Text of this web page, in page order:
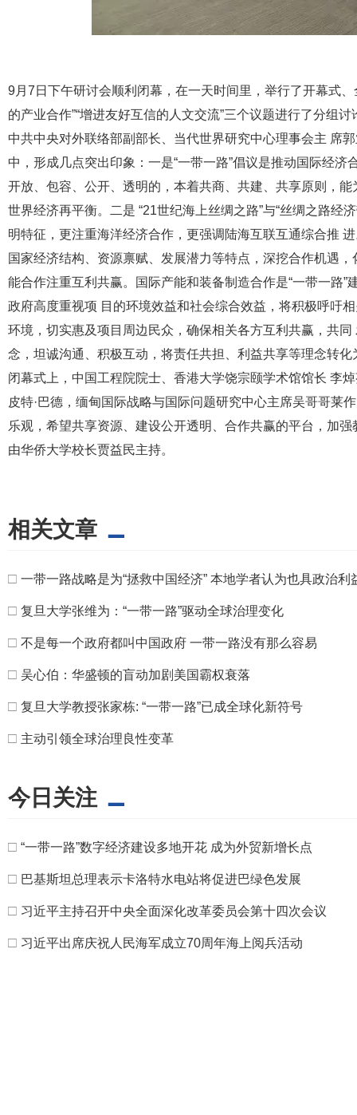
9月7日下午研讨会顺利闭幕，在一天时间里，举行了开幕式
的产业合作”“增进友好互信的人文交流”三个议题进行了分组
中共中央对外联络部副部长、当代世界研究中心理事会主 席
中，形成几点突出印象：一是“一带一路”倡议是推动国际经
开放、包容、公开、透明的，本着共商、共建、共享原则，
世界经济再平衡。二是 “21世纪海上丝绸之路”与“丝绸之路经
明特征，更注重海洋经济合作，更强调陆海互联互通综合推
国家经济结构、资源禀赋、发展潜力等特点，深挖合作机遇
能合作注重互利共赢。国际产能和装备制造合作是“一带一路
政府高度重视项 目的环境效益和社会综合效益，将积极呼吁
环境，切实惠及项目周边民众，确保相关各方互利共赢，共
念，坦诚沟通、积极互动，将责任共担、利益共享等理念转
闭幕式上，中国工程院院士、香港大学饶宗颐学术馆馆长 李
皮特·巴德，缅甸国际战略与国际问题研究中心主席吴哥哥莱
乐观，希望共享资源、建设公开透明、合作共赢的平台，加
由华侨大学校长贾益民主持。
相关文章
□ 一带一路战略是为“拯救中国经济” 本地学者认为也具政治利
□ 复旦大学张维为：“一带一路”驱动全球治理变化
□ 不是每一个政府都叫中国政府 一带一路没有那么容易
□ 吴心伯：华盛顿的盲动加剧美国霸权衰落
□ 复旦大学教授张家栋: “一带一路”已成全球化新符号
□ 主动引领全球治理良性变革
今日关注
□ “一带一路”数字经济建设多地开花 成为外贸新增长点
□ 巴基斯坦总理表示卡洛特水电站将促进巴绿色发展
□ 习近平主持召开中央全面深化改革委员会第十四次会议
□ 习近平出席庆祝人民海军成立70周年海上阅兵活动